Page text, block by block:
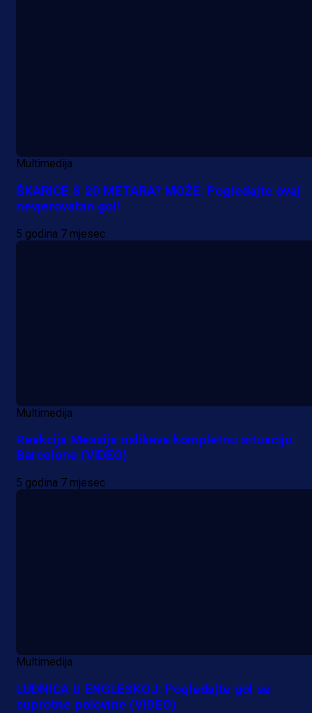
Multimedija
ŠKARICE S 20 METARA? MOŽE: Pogledajte ovaj
nevjerovatan gol!
5 godina 7 mjesec
Multimedija
Reakcija Messija oslikava kompletnu situaciju
Barcelone (VIDEO)
5 godina 7 mjesec
Multimedija
LUDNICA U ENGLESKOJ: Pogledajte gol sa
suprotne polovine (VIDEO)